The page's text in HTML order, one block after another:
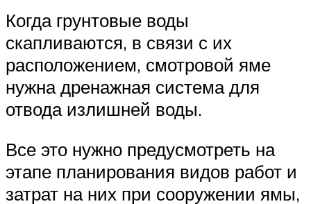
Когда грунтовые воды
скапливаются, в связи с их
расположением, смотровой яме
нужна дренажная система для
отвода излишней воды.
Все это нужно предусмотреть на
этапе планирования видов работ и
затрат на них при сооружении ямы,